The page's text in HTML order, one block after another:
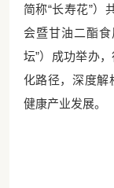
简称“长寿花”）
会暨甘油二酯
坛”）成功举办
化路径，深度解
健康产业发展。